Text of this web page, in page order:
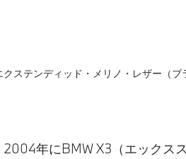
ステンディッド・メリノ・レザー（ブ
年にBMW X3（エックス